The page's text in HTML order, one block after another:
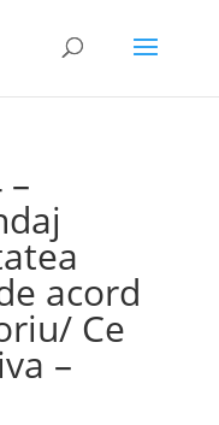
–
acord
Ce
–